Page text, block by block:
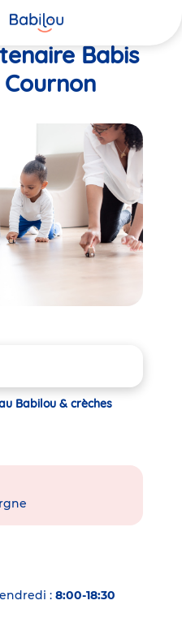
Babis
Babilou & crèches
: 8:00-18:30